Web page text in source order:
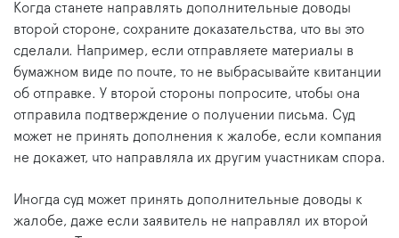
Когда станете направлять дополнительные доводы
второй стороне, сохраните доказательства, что вы это
сделали. Например, если отправляете материалы в
бумажном виде по почте, то не выбрасывайте квитанции
об отправке. У второй стороны попросите, чтобы она
отправила подтверждение о получении письма. Суд
может не принять дополнения к жалобе, если компания
не докажет, что направляла их другим участникам спора.
Иногда суд может принять дополнительные доводы к
жалобе, даже если заявитель не направлял их второй